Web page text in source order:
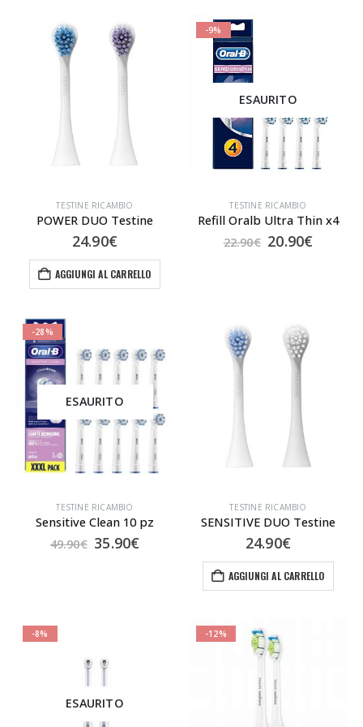
TESTINE RICAMBIO
POWER DUO Testine
24.90€
AGGIUNGI AL CARRELLO
-9%
ESAURITO
TESTINE RICAMBIO
Refill Oralb Ultra Thin x4
22.90€ Il
20.90€Il
-28%
ESAURITO
TESTINE RICAMBIO
Sensitive Clean 10 pz
49.90€ Il
35.90€Il
TESTINE RICAMBIO
SENSITIVE DUO Testine
24.90€
AGGIUNGI AL CARRELLO
-8%
ESAURITO
-12%